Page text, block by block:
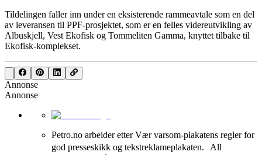
Tildelingen faller inn under en eksisterende rammeavtale som en del
av leveransen til PPF-prosjektet, som er en felles videreutvikling av
Albuskjell, Vest Ekofisk og Tommeliten Gamma, knyttet tilbake til
Ekofisk-komplekset.
Annonse
Annonse
Petro.no arbeider etter Vær varsom-plakatens regler for
god presseskikk og tekstreklameplakaten. All